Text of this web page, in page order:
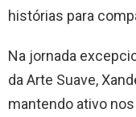
histórias para
Na jornada
da Arte Suave,
mantendo ativo